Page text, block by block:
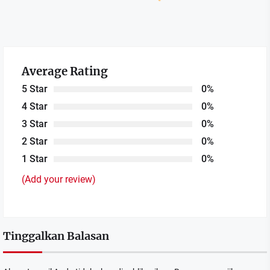
Average Rating
5 Star
0%
4 Star
0%
3 Star
0%
2 Star
0%
1 Star
0%
(Add your review)
Tinggalkan Balasan